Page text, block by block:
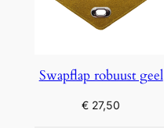
Swapflap robuust geel
€ 27,50